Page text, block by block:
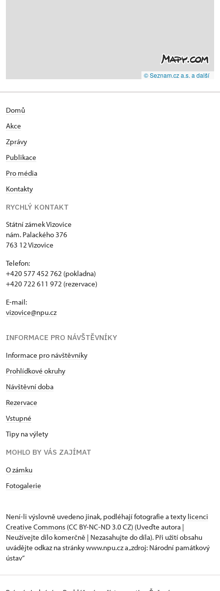
© Seznam.cz a.s. a další
Domů
Akce
Zprávy
Publikace
Pro média
Kontakty
RYCHLÝ KONTAKT
Státní zámek Vizovice
nám. Palackého 376
763 12 Vizovice
Telefon:
+420 577 452 762 (pokladna)
+420 722 611 972 (rezervace)
E-mail:
vizovice@npu.cz
INFORMACE PRO NÁVŠTĚVNÍKY
Informace pro návštěvníky
Prohlídkové okruhy
Návštěvní doba
Rezervace
Vstupné
Tipy na výlety
MOHLO BY VÁS ZAJÍMAT
O zámku
Fotogalerie
Není-li výslovně uvedeno jinak, podléhají fotografie a texty licenci
Creative Commons (CC BY-NC-ND 3.0 CZ) (Uveďte autora |
Neužívejte dílo komerčně | Nezasahujte do díla). Při užití obsahu
uvádějte odkaz na stránky www.npu.cz a „zdroj: Národní památkový
ústav“